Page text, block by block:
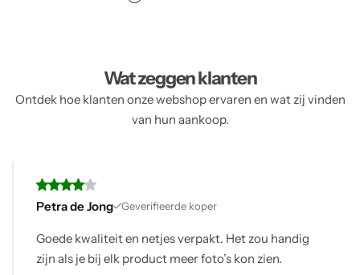
Wat zeggen klanten
Ontdek hoe klanten onze webshop ervaren en wat zij vinden
van hun aankoop.
Petra de Jong Geverifieerde koper
Goede kwaliteit en netjes verpakt. Het zou handig
zijn als je bij elk product meer foto’s kon zien.